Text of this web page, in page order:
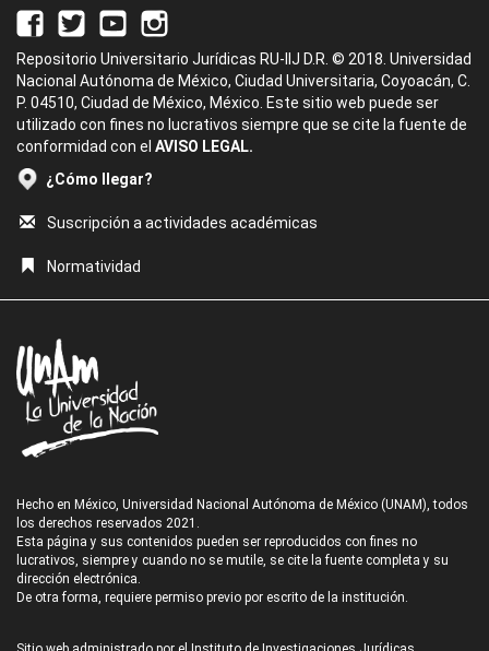
Repositorio Universitario Jurídicas RU-IIJ D.R. © 2018. Universidad
Nacional Autónoma de México, Ciudad Universitaria, Coyoacán, C.
P. 04510, Ciudad de México, México. Este sitio web puede ser
utilizado con fines no lucrativos siempre que se cite la fuente de
conformidad con el AVISO LEGAL.
¿Cómo llegar?
Suscripción a actividades académicas
Normatividad
Hecho en México, Universidad Nacional Autónoma de México (UNAM), todos
los derechos reservados 2021.
Esta página y sus contenidos pueden ser reproducidos con fines no
lucrativos, siempre y cuando no se mutile, se cite la fuente completa y su
dirección electrónica.
De otra forma, requiere permiso previo por escrito de la institución.